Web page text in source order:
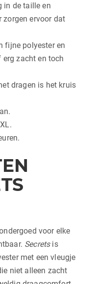
in de taille en
zorgen ervoor dat
fijne polyester en
zacht en toch
dragen is het kruis
voor elke
Secretsis
met een vleugje
niet alleen zacht